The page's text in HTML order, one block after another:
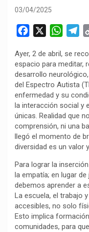
03/04/2025
c
e
b
o
o
k
W
a
t
s
A
p
p
l
e
g
r
a
m
Ayer, 2 de abril, se
espacio para meditar,
desarrollo
del Espectro Autista
enfermedad y su
la interacción social y
únicas. Realidad que
comprensión, ni una
llegó el momento de
diversidad es un valor
Para lograr la
la empatía; en lugar
debemos aprender a
La escuela, el trabajo
accesibles, no solo
Esto implica
comunidades, para